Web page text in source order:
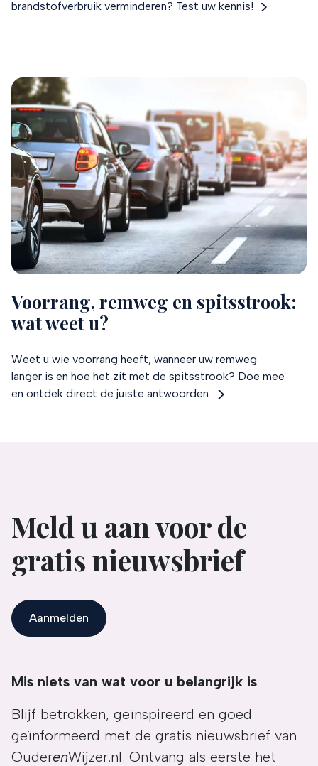
brandstofverbruik verminderen? Test uw kennis!
Voorrang, remweg en spitsstrook:
wat weet u?
Weet u wie voorrang heeft, wanneer uw remweg
langer is en hoe het zit met de spitsstrook? Doe mee
en ontdek direct de juiste antwoorden.
Meld u aan voor de
gratis nieuwsbrief
Aanmelden
Mis niets van wat voor u belangrijk is
Blijf betrokken, geïnspireerd en goed
geïnformeerd met de gratis nieuwsbrief van
OuderenWijzer.nl. Ontvang als eerste het